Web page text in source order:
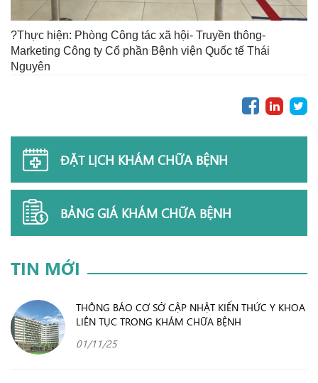
?Thực hiện: Phòng Công tác xã hội- Truyền thông-
Marketing Công ty Cổ phần Bệnh viện Quốc tế Thái
Nguyên
ĐẶT LỊCH KHÁM CHỮA BỆNH
BẢNG GIÁ KHÁM CHỮA BỆNH
TIN MỚI
THÔNG BÁO CƠ SỞ CẬP NHẬT KIẾN THỨC Y KHOA
LIÊN TỤC TRONG KHÁM CHỮA BỆNH
01/11/25